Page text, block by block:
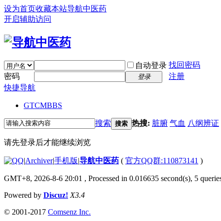
设为首页收藏本站导航中医药
开启辅助访问
自动登录 找回密码
密码
登录
注册
快捷导航
GTCMBBS
搜索 搜索 热搜: 脏腑 气血 八纲辨证
请先登录后才能继续浏览
|Archiver|手机版|导航中医药 ( 官方QQ群:110873141 )
GMT+8, 2026-8-6 20:01 , Processed in 0.016635 second(s), 5
Powered by Discuz! X3.4
© 2001-2017 Comsenz Inc.